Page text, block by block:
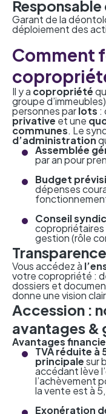
Garant de la
déploiement des
Comment
Il y a copropriété
groupe
personnes parlots :
privative et une
communes. Le
d’administration
Assemblée
par an pour
Budget
dépenses
Conseil
gestion (rôle
Vous accédez à
votre copropriété :
dossiers et
donne une vision
Accession :
avantages &
Avantages
TVA réduite à
principalesur
accédant lève
l’achèvement
la vente est à
Exonération